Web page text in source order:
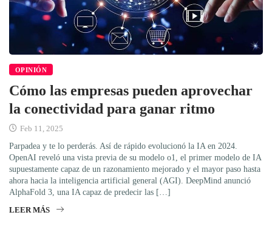
OPINIÓN
Cómo las empresas pueden aprovechar
la conectividad para ganar ritmo
Feb 11, 2025
Parpadea y te lo perderás. Así de rápido evolucionó la IA en 2024.
OpenAI reveló una vista previa de su modelo o1, el primer modelo de IA
supuestamente capaz de un razonamiento mejorado y el mayor paso hasta
ahora hacia la inteligencia artificial general (AGI). DeepMind anunció
AlphaFold 3, una IA capaz de predecir las […]
LEER MÁS